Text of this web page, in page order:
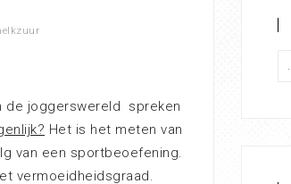
de joggerswereld spreken
Het is het meten van
van een sportbeoefening.
vermoeidheidsgraad.